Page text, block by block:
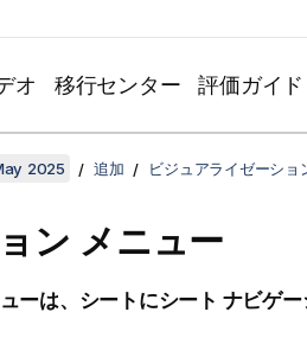
オ 移行センター 評価ガイド
2025 追加 ビジュアライゼーショ
ン メニュー
ーは、シートにシート ナビゲ